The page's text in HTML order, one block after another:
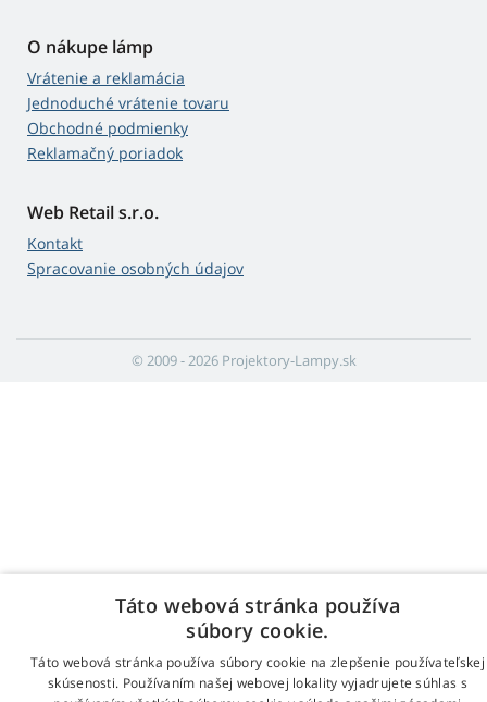
O nákupe lámp
Vrátenie a reklamácia
Jednoduché vrátenie tovaru
Obchodné podmienky
Reklamačný poriadok
Web Retail s.r.o.
Kontakt
Spracovanie osobných údajov
© 2009 - 2026 Projektory-Lampy.sk
Táto webová stránka používa
súbory cookie.
Táto webová stránka používa súbory cookie na zlepšenie používateľskej
skúsenosti. Používaním našej webovej lokality vyjadrujete súhlas s